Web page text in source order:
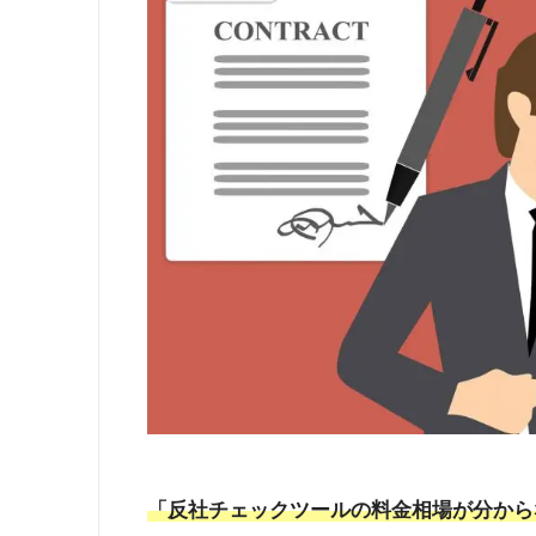
「反社チェックツールの料金相場が分か